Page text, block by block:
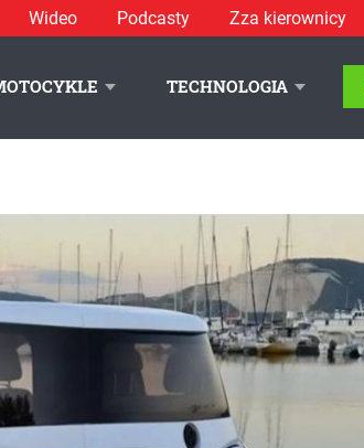
Wideo Podcasty Zza kierownicy
TECHNOLOGIA